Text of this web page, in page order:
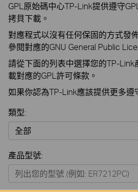
GPL原始碼中心TP-Link提供遵守
拷貝下載。
對應程式以沒有任何保固的方式發
參閱對應的GNU General Public
請從下面的列表中選擇您的TP-
載對應的GPL許可條款。
如果你認為TP-Link應該提供更多遵
類型:
全部
Omada
VIGI
產品型號: